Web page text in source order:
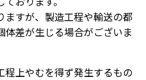
ますが、製造工程や輸送の都
体差が生じる場合がございま
程上やむを得ず発生するもの